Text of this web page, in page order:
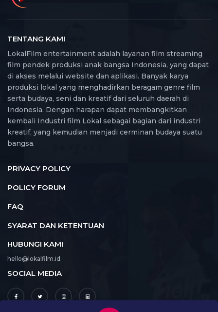
TENTANG KAMI
LokalFilm entertainment adalah layanan film streaming
film pendek produksi anak bangsa Indonesia, yang dapat
di akses melalui website dan aplikasi. Banyak karya
produksi lokal yang menghadirkan beragam genre film
serta budaya, seni dan kreatif dari seluruh daerah di
Indonesia. Dengan harapan dapat membangkitkan
kembali Industri film Lokal sebagai bagian dari industri
kreatif, yang kemudian menjadi cerminan budaya suatu
bangsa.
PRIVACY POLICY
POLICY FORUM
FAQ
SYARAT DAN KETENTUAN
HUBUNGI KAMI
hello@lokalfilm.id
SOCIAL MEDIA